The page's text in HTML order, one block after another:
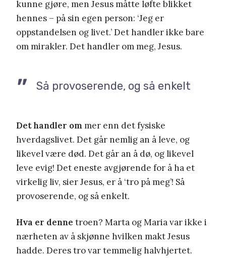
kunne gjøre, men Jesus måtte løfte blikket
hennes – på sin egen person: ‘Jeg er
oppstandelsen og livet.’ Det handler ikke bare
om mirakler. Det handler om meg, Jesus.
Så provoserende, og så enkelt
Det handler ommer enn det fysiske
hverdagslivet. Det går nemlig an å leve, og
likevel være død. Det går an å dø, og likevel
leve evig! Det eneste avgjørende for å ha et
virkelig liv, sier Jesus, er å ‘tro på meg’! Så
provoserende, og så enkelt.
Hva er denne troen? Marta og Maria var ikke i
nærheten av å skjønne hvilken makt Jesus
hadde. Deres tro var temmelig halvhjertet.